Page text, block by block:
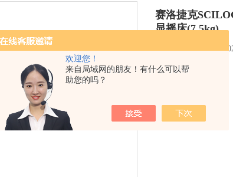
欢迎您！
来自局域网的朋友！有什么可以帮
助您的吗？
赛洛捷克
显摇床(7.5kg)
更新时间：2026-03-
简要描述：